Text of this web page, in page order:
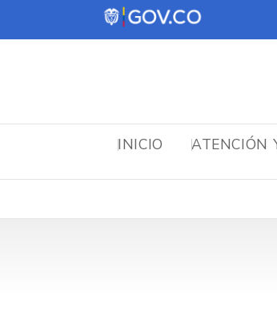
INICIO ATENCIÓN